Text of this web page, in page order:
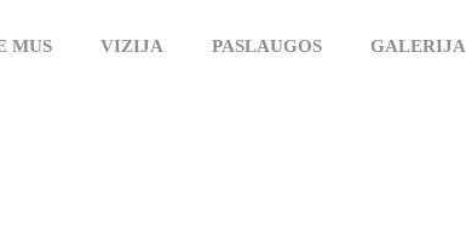
MUS VIZIJA PASLAUGOS GALERIJA